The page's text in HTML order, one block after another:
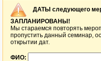
ДАТЫ следующего
ЗАПЛАНИРОВАНЫ!
Мы стараемся повторять
пропустить данный семинар,
открытии дат.
ФИО: